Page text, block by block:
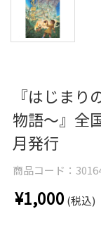
『はじま
物語～』
月発行
商品コード：
¥1,000 (税込)